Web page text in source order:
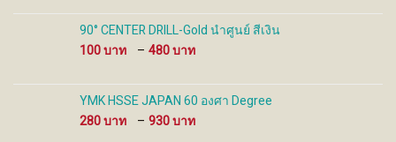
100 ฿
through
480 ฿
90° CENTER DRILL-Gold นำศูนย์ สีเงิน
100
– 480
100 ฿
through
YMK HSSE JAPAN 60 องศา Degree
280
– 930